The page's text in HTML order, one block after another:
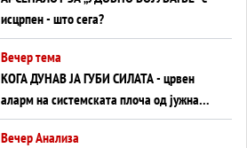
исцрпен - што сега?
Вечер тема
КОГА ДУНАВ ЈА ГУБИ СИЛАТА - црвен
аларм на системската плоча од јужна
Германија до Црното Море...
Вечер Анализа